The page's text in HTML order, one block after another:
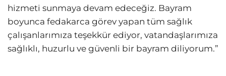
hizmeti sunmaya devam edeceğiz. Bayram
boyunca fedakarca görev yapan tüm sağlık
çalışanlarımıza teşekkür ediyor, vatandaşlarımıza
sağlıklı, huzurlu ve güvenli bir bayram diliyorum.”